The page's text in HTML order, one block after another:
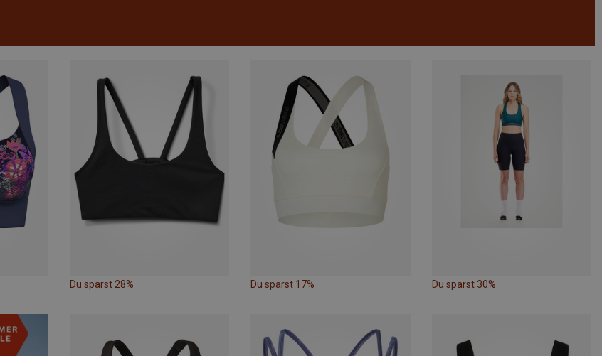
Du sparst 28% Du sparst 17% Du sparst 30%